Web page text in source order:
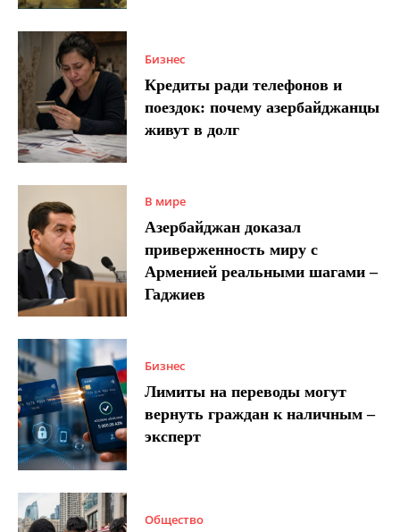
Бизнес
Кредиты ради телефонов и
поездок: почему азербайджанцы
живут в долг
В мире
Азербайджан доказал
приверженность миру с
Арменией реальными шагами –
Гаджиев
Бизнес
Лимиты на переводы могут
вернуть граждан к наличным –
эксперт
Общество